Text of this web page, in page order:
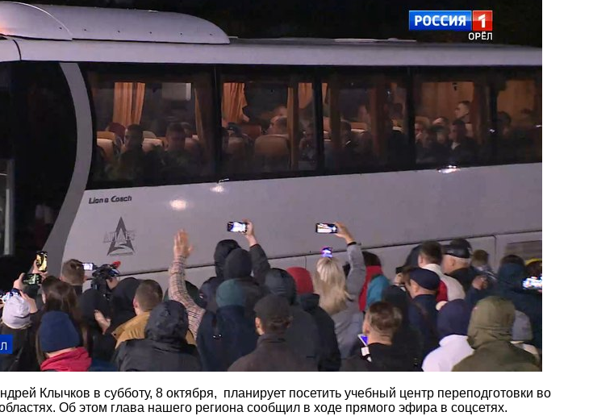
Клычков в субботу, 8 октября, планирует посетить учебный центр переподготовки во
Об этом глава нашего региона сообщил в ходе прямого эфира в соцсетях.